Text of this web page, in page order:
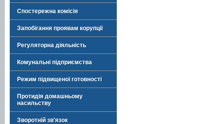
Спостережна комісія
Запобігання проявам корупції
Регуляторна діяльність
Комунальні підприємства
Режим підвищеної готовності
Протидія домашньому
насильству
Зворотній зв'язок